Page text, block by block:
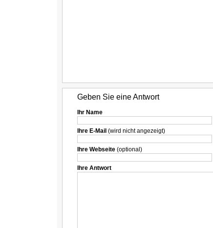
Geben Sie eine Antwort
Ihr Name
Ihre E-Mail (wird nicht angezeigt)
Ihre Webseite(optional)
Ihre Antwort